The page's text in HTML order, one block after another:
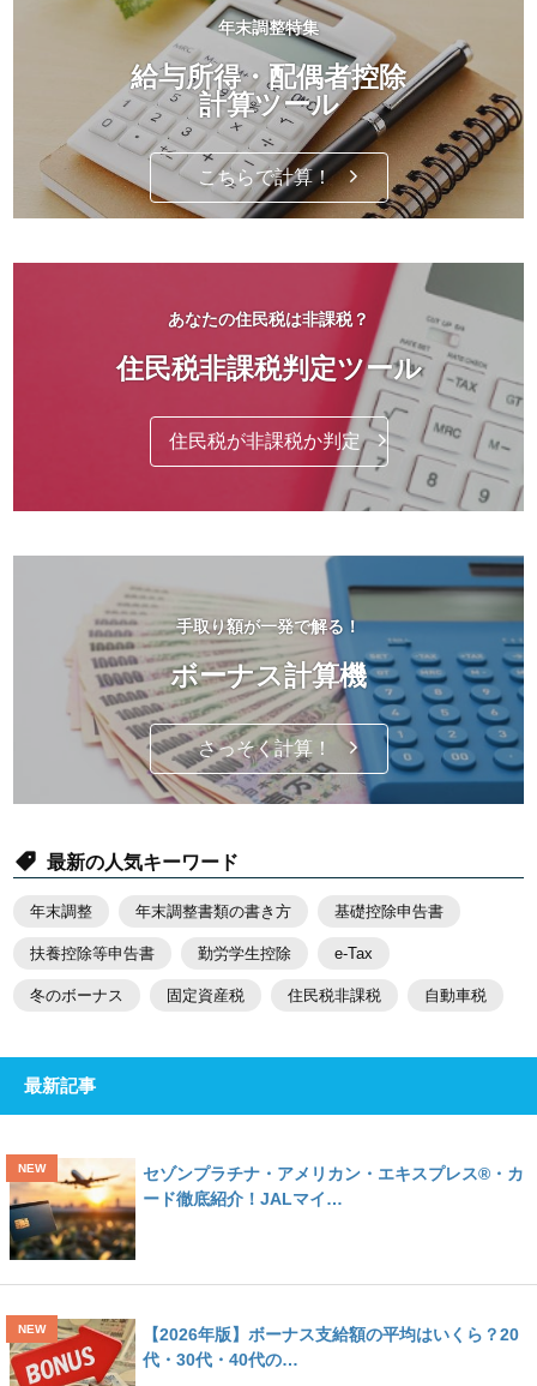
年末調整特集
給与所得・配偶者控除
計算ツール
こちらで計算！
あなたの住民税は非課税？
住民税非課税判定ツール
住民税が非課税か判定
手取り額が一発で解る！
ボーナス計算機
さっそく計算！
最新の人気キーワード
年末調整 年末調整書類の書き方 基礎控除申告書
扶養控除等申告書 勤労学生控除 e-Tax
冬のボーナス 固定資産税 住民税非課税 自動車税
最新記事
セゾンプラチナ・アメリカン・エキスプレス®・カ
ード徹底紹介！JALマイ…
【2026年版】ボーナス支給額の平均はいくら？20
代・30代・40代の…